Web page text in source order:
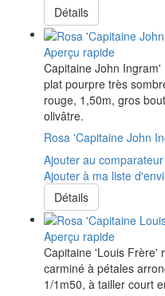
Détails
Aperçu rapide
Capitaine John
plat pourpre très
rouge, 1,50m, gros
olivâtre.
Rosa 'Capitaine John
Ajouter au comparateur
Ajouter à ma liste
Détails
Aperçu rapide
Capitaine 'Louis Frère'
carminé à pétales
1/1m50, à tailler court